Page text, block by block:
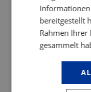
bereitgestellt
Rahmen Ihrer
gesammelt